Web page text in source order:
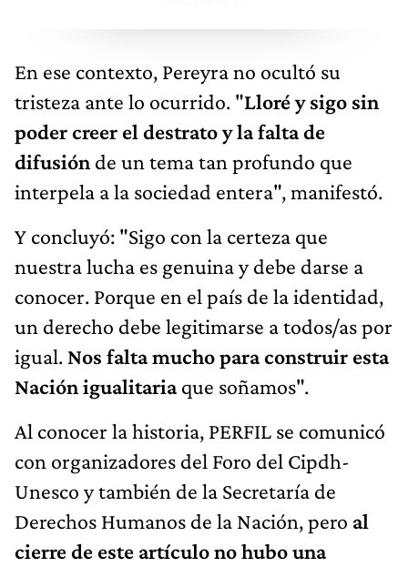
En ese contexto, Pereyra no ocultó su
tristeza ante lo ocurrido. "Lloré y sigo sin
poder creer el destrato y la falta de
difusión de un tema tan profundo que
interpela a la sociedad entera", manifestó.
Y concluyó: "Sigo con la certeza que
nuestra lucha es genuina y debe darse a
conocer. Porque en el país de la identidad,
un derecho debe legitimarse a todos/as por
igual. Nos falta mucho para construir esta
Nación igualitariaque soñamos".
Al conocer la historia, PERFIL se comunicó
con organizadores del Foro del Cipdh-
Unesco y también de la Secretaría de
Derechos Humanos de la Nación, pero al
cierre de este artículo no hubo una